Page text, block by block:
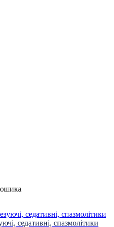
седативні, спазмолітики